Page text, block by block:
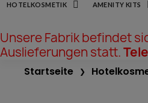
HOTELKOSMETIK AMENITY KITS
Unsere Fabrik befindet
Auslieferungen statt.
Startseite